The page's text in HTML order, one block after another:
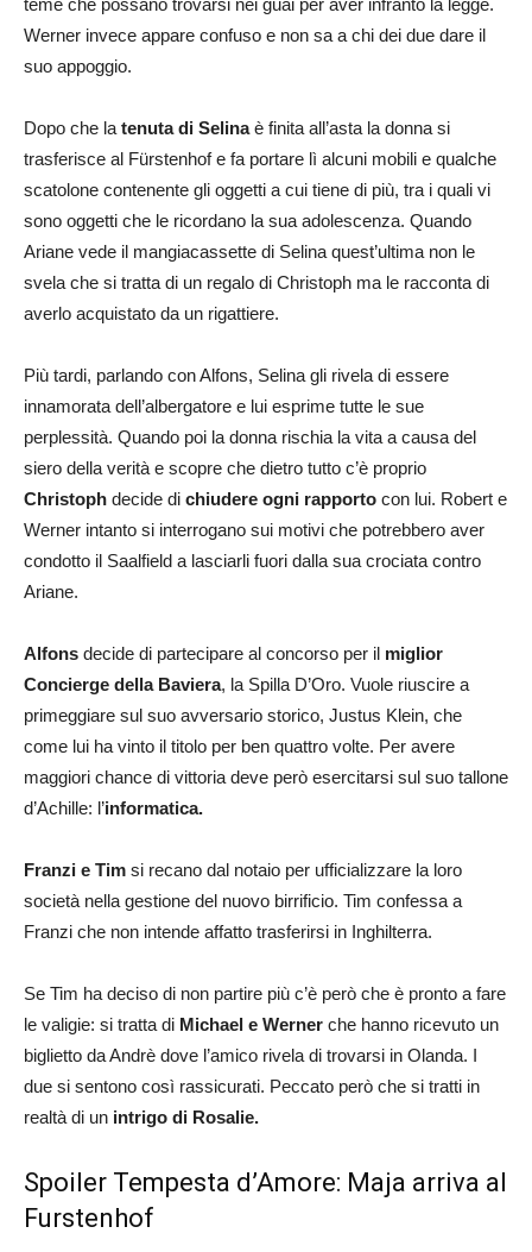
Werner invece appare confuso e non sa a chi dei due dare il
suo appoggio.
Dopo che la tenuta di Selinaè finita all’asta la donna si
trasferisce al Fürstenhof e fa portare lì alcuni mobili e qualche
scatolone contenente gli oggetti a cui tiene di più, tra i quali vi
sono oggetti che le ricordano la sua adolescenza. Quando
Ariane vede il mangiacassette di Selina quest’ultima non le
svela che si tratta di un regalo di Christoph ma le racconta di
averlo acquistato da un rigattiere.
Più tardi, parlando con Alfons, Selina gli rivela di essere
innamorata dell’albergatore e lui esprime tutte le sue
perplessità. Quando poi la donna rischia la vita a causa del
siero della verità e scopre che dietro tutto c’è proprio
Christoph decide di chiudere ogni rapporto con lui. Robert e
Werner intanto si interrogano sui motivi che potrebbero aver
condotto il Saalfield a lasciarli fuori dalla sua crociata contro
Ariane.
Alfons decide di partecipare al concorso per il miglior
Concierge della Baviera, la Spilla D’Oro. Vuole riuscire a
primeggiare sul suo avversario storico, Justus Klein, che
come lui ha vinto il titolo per ben quattro volte. Per avere
maggiori chance di vittoria deve però esercitarsi sul suo tallone
d’Achille: l’informatica.
Franzi e Tim si recano dal notaio per ufficializzare la loro
società nella gestione del nuovo birrificio. Tim confessa a
Franzi che non intende affatto trasferirsi in Inghilterra.
Se Tim ha deciso di non partire più c’è però che è pronto a fare
le valigie: si tratta di Michael e Werner che hanno ricevuto un
biglietto da Andrè dove l’amico rivela di trovarsi in Olanda. I
due si sentono così rassicurati. Peccato però che si tratti in
realtà di un intrigo di Rosalie.
Spoiler Tempesta d’Amore: Maja arriva al
Furstenhof